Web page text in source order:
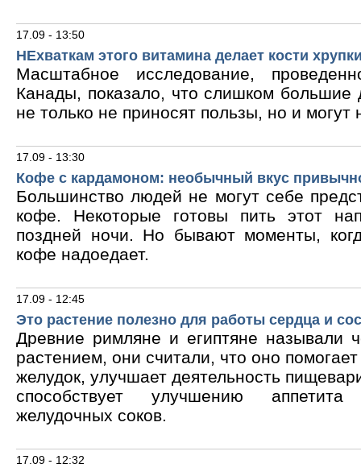
17.09 - 13:50
НЕхваткам этого витамина делает кости
Масштабное исследование,
Канады, показало, что слишком большие
не только не приносят пользы, но и могут
17.09 - 13:30
Кофе с кардамоном: необычный вкус
Большинство людей не могут себе
кофе. Некоторые готовы пить этот
поздней ночи. Но бывают моменты,
кофе надоедает.
17.09 - 12:45
Это растение полезно для работы сердца и
Древние римляне и египтяне называли
растением, они считали, что оно
желудок, улучшает деятельность
способствует улучшению
желудочных соков.
17.09 - 12:32